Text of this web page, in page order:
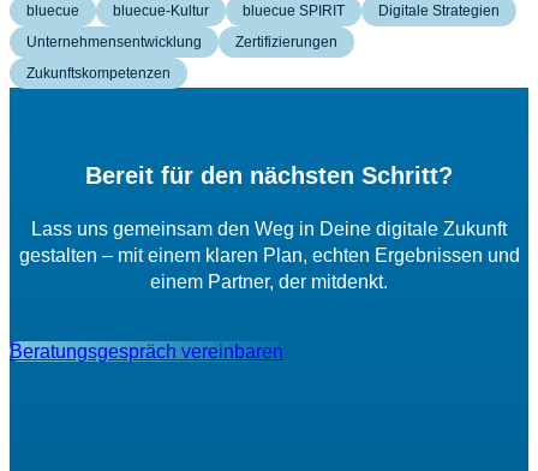
bluecue bluecue-Kultur bluecue SPIRIT
Digitale Strategien
Unternehmensentwicklung
Zertifizierungen
Zukunftskompetenzen
Bereit für den nächsten Schritt?
Lass uns gemeinsam den Weg in Deine digitale Zukunft
gestalten – mit einem klaren Plan, echten Ergebnissen und
einem Partner, der mitdenkt.
Beratungsgespräch vereinbaren